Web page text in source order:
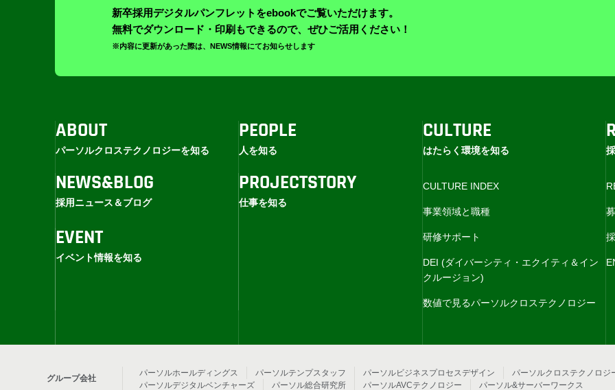
新卒採用デジタルパンフレットをebookでご覧いただけます。
無料でダウンロード・印刷もできるので、ぜひご活用ください！
※内容に更新があった際は、NEWS情報にてお知らせします
ABOUT
パーソルクロステクノロジーを知る
NEWS&BLOG
採用ニュース＆ブログ
EVENT
イベント情報を知る
PEOPLE
人を知る
PROJECTSTORY
仕事を知る
CULTURE
はたらく環境を知る
CULTURE INDEX
事業領域と職種
研修サポート
DEI (ダイバーシティ・エクイティ＆イン
クルージョン)
数値で見るパーソルクロステクノロジー
グループ会社
パーソルホールディングス パーソルテンプスタッフ パーソルビジネスプロセスデザイン
パーソルクロステクノロジ
パーソルデジタルベンチャーズ
パーソル総合研究所 パーソルAVCテクノロジー パーソル&サーバーワークス